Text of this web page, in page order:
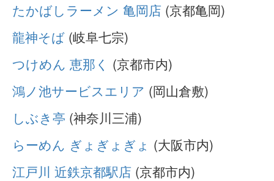
たかばしラーメン 亀岡店 (京都亀岡)
龍神そば (岐阜七宗)
つけめん 恵那く (京都市内)
鴻ノ池サービスエリア (岡山倉敷)
しぶき亭 (神奈川三浦)
らーめん ぎょぎょぎょ (大阪市内)
江戸川 近鉄京都駅店 (京都市内)